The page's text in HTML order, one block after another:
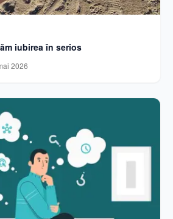
iubirea în serios
2026